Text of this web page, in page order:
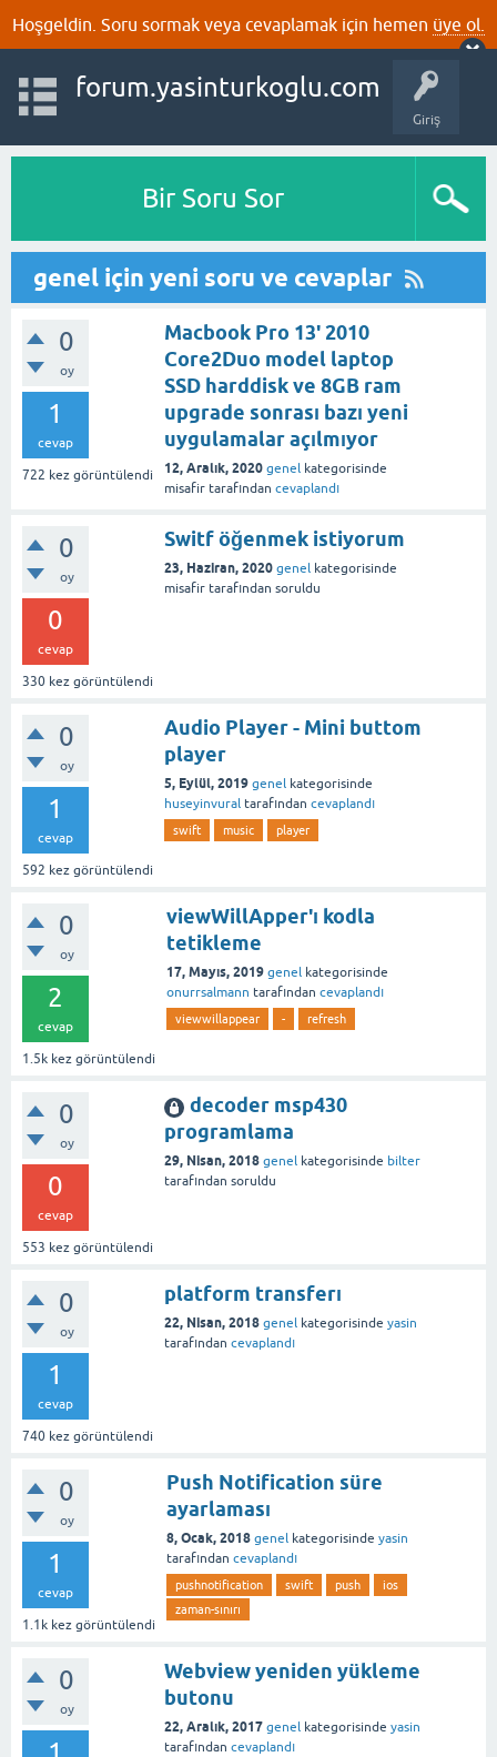
Hoşgeldin. Soru sormak veya cevaplamak için hemen üye ol.
Giriş
forum.yasinturkoglu.com
Bir Soru Sor
genel için yeni soru ve cevaplar
0
oy
1
cevap
722 kez görüntülendi
Macbook Pro 13' 2010
Core2Duo model laptop
SSD harddisk ve 8GB ram
upgrade sonrası bazı yeni
uygulamalar açılmıyor
12, Aralık, 2020 genel kategorisinde
misafir tarafından cevaplandı
0
oy
0
cevap
330 kez görüntülendi
Switf öğenmek istiyorum
23, Haziran, 2020 genel kategorisinde
misafir tarafından soruldu
0
oy
1
cevap
592 kez görüntülendi
Audio Player - Mini buttom
player
5, Eylül, 2019 genel kategorisinde
huseyinvural tarafından cevaplandı
swift music player
0
oy
2
cevap
1.5k kez görüntülendi
viewWillApper'ı kodla
tetikleme
17, Mayıs, 2019 genel kategorisinde
onurrsalmann tarafından cevaplandı
viewwillappear - refresh
0
oy
0
cevap
553 kez görüntülendi
decoder msp430
programlama
29, Nisan, 2018 genel kategorisinde bilter
tarafından soruldu
0
oy
1
cevap
740 kez görüntülendi
platform transferı
22, Nisan, 2018 genel kategorisinde yasin
tarafından cevaplandı
0
oy
1
cevap
1.1k kez görüntülendi
Push Notification süre
ayarlaması
8, Ocak, 2018 genel kategorisinde yasin
tarafından cevaplandı
pushnotification swift push
ios
zaman-sınırı
0
oy
Webview yeniden yükleme
butonu
22, Aralık, 2017 genel kategorisinde yasin
tarafından cevaplandı